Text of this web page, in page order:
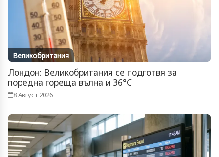
Великобритания
Лондон: Великобритания се подготвя за
поредна гореща вълна и 36°C
8 Август 2026